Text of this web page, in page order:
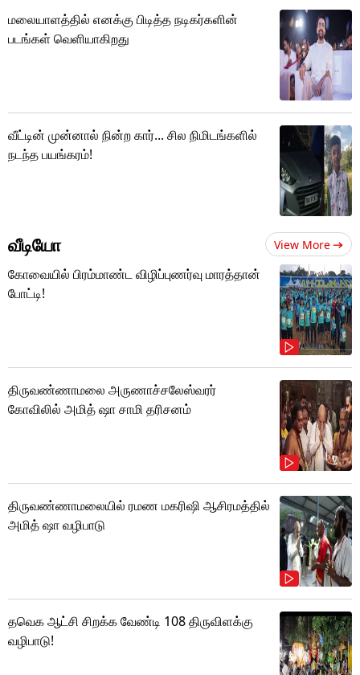
மலையாளத்தில் எனக்கு பிடித்த நடிகர்களின்
படங்கள் வெளியாகிறது
வீட்டின் முன்னால் நின்ற கார்... சில நிமிடங்களில்
நடந்த பயங்கரம்!
வீடியோ View More
கோவையில் பிரம்மாண்ட விழிப்புணர்வு மாரத்தான்
போட்டி!
திருவண்ணாமலை அருணாச்சலேஸ்வரர்
கோவிலில் அமித் ஷா சாமி தரிசனம்
திருவண்ணாமலையில் ரமண மகரிஷி ஆசிரமத்தில்
அமித் ஷா வழிபாடு
தவெக ஆட்சி சிறக்க வேண்டி 108 திருவிளக்கு
வழிபாடு!